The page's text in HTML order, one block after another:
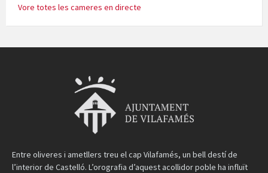
Vore totes les cameres en directe
Entre oliveres i ametllers treu el cap Vilafamés, un bell destí de
l’interior de Castelló. L’orografia d’aquest acollidor poble ha influït